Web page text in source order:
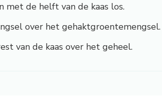
met de helft van de kaas los.
over het gehaktgroentemengsel.
van de kaas over het geheel.